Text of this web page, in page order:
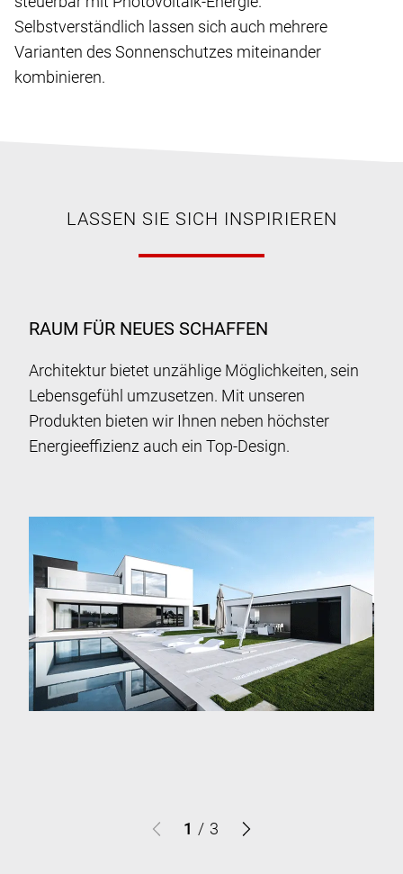
Selbstverständlich lassen sich auch mehrere
Varianten des Sonnenschutzes miteinander
kombinieren.
LASSEN SIE SICH INSPIRIEREN
RAUM FÜR NEUES SCHAFFEN
Architektur bietet unzählige Möglichkeiten, sein
Lebensgefühl umzusetzen. Mit unseren
Produkten bieten wir Ihnen neben höchster
Energieeffizienz auch ein Top-Design.
1 / 3